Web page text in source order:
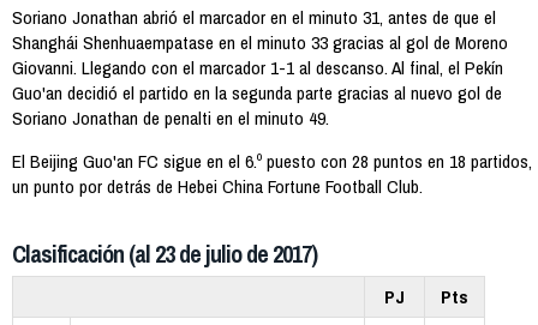
Soriano Jonathan abrió el marcador en el minuto 31, antes de que el
Shanghái Shenhuaempatase en el minuto 33 gracias al gol de Moreno
Giovanni. Llegando con el marcador 1-1 al descanso. Al final, el Pekín
Guo'an decidió el partido en la segunda parte gracias al nuevo gol de
Soriano Jonathan de penalti en el minuto 49.
El Beijing Guo'an FC sigue en el 6.º puesto con 28 puntos en 18 partidos,
un punto por detrás de Hebei China Fortune Football Club.
Clasificación (al 23 de julio de 2017)
PJ
Pts